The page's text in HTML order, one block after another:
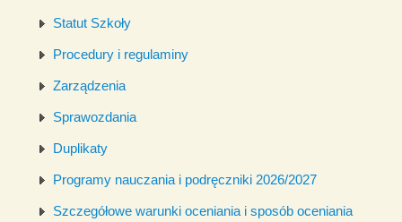
Statut Szkoły
Procedury i regulaminy
Zarządzenia
Sprawozdania
Duplikaty
Programy nauczania i podręczniki 2026/2027
Szczegółowe warunki oceniania i sposób oceniania